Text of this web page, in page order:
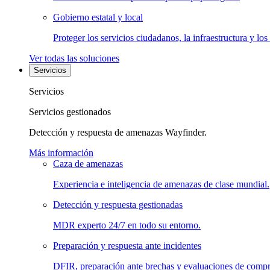
Gobierno estatal y local
Proteger los servicios ciudadanos, la infraestructura y
Ver todas las soluciones
Servicios
Servicios
Servicios gestionados
Detección y respuesta de amenazas Wayfinder.
Más información
Caza de amenazas
Experiencia e inteligencia de amenazas de clase mundial.
Detección y respuesta gestionadas
MDR experto 24/7 en todo su entorno.
Preparación y respuesta ante incidentes
DFIR, preparación ante brechas y evaluaciones de